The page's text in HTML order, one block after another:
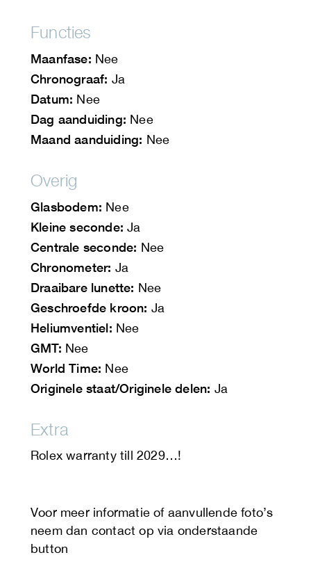
Functies
Maanfase: Nee
Chronograaf: Ja
Datum: Nee
Dag aanduiding: Nee
Maand aanduiding: Nee
Overig
Glasbodem: Nee
Kleine seconde: Ja
Centrale seconde: Nee
Chronometer: Ja
Draaibare lunette: Nee
Geschroefde kroon: Ja
Heliumventiel: Nee
GMT: Nee
World Time: Nee
Originele staat/Originele delen: Ja
Extra
Rolex warranty till 2029…!